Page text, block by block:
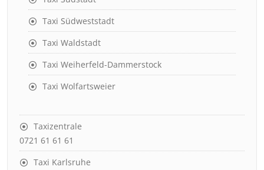
Taxi Südweststadt
Taxi Waldstadt
Taxi Weiherfeld-Dammerstock
Taxi Wolfartsweier
Taxizentrale
0721 61 61 61
Taxi Karlsruhe